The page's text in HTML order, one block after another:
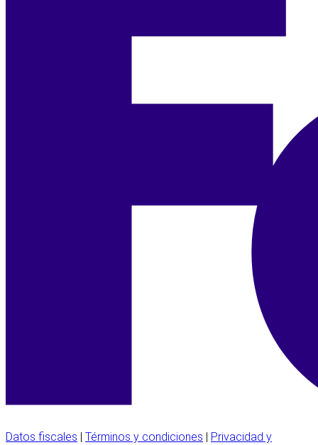
Datos fiscales Términos y condiciones
Privacidad y